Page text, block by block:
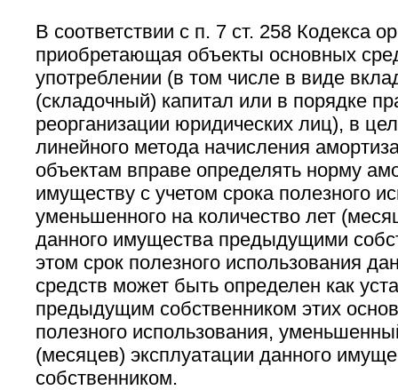
В соответствии с п. 7 ст. 258 Кодекса
приобретающая объекты основных
употреблении (в том числе в виде
(складочный) капитал или в порядке
реорганизации юридических лиц), в
линейного метода начисления
объектам вправе определять норму
имуществу с учетом срока полезного
уменьшенного на количество лет
данного имущества предыдущими
этом срок полезного использования
средств может быть определен как
предыдущим собственником этих
полезного использования,
(месяцев) эксплуатации данного
собственником.